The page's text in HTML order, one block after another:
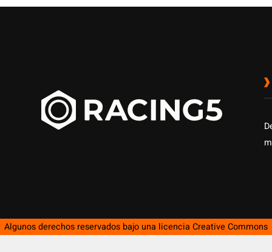
Algunos derechos reservados bajo una licencia Creative Commons